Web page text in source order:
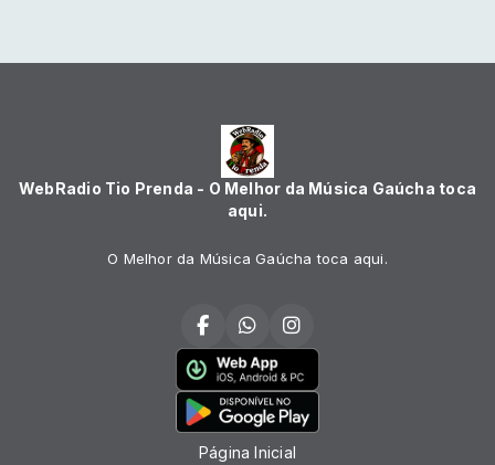
WebRadio Tio Prenda - O Melhor da Música Gaúcha toca
aqui.
O Melhor da Música Gaúcha toca aqui.
Página Inicial